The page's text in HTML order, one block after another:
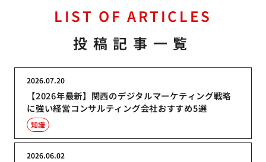
LIST OF ARTICLES
投稿記事一覧
【2026年最新】関西のデジタルマーケティング戦略
に強い経営コンサルティング会社おすすめ5選
2026.07.20
知識
2026.06.02